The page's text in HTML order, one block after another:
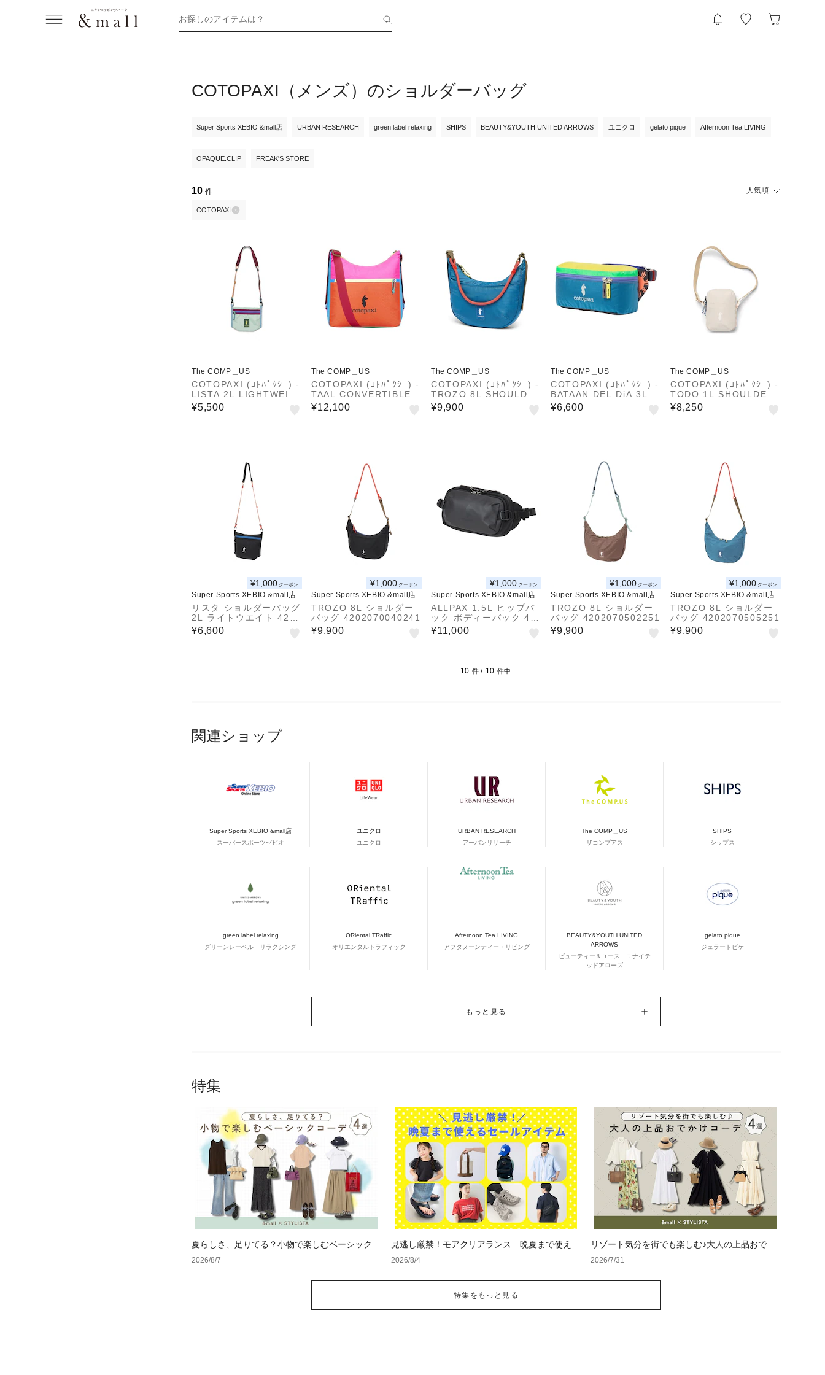
お探しのアイテムは？
COTOPAXI（メンズ）のショルダーバッグ
Super Sports XEBIO &mall店 URBAN RESEARCH green label relaxing SHIPS BEAUTY&YOUTH UNITED ARROWS ユニクロ gelato pique Afternoon Tea LIVING
OPAQUE.CLIP FREAK'S STORE
10 件 人気順
COTOPAXI
The COMP＿US
COTOPAXI (ｺﾄﾊﾟｸｼｰ) -
LISTA 2L LIGHTWEIG
HT CROSS BODY BAG
DEL DIA (ﾘｽﾀ 2L ﾗｲﾄ ｳ
¥5,500
The COMP＿US
COTOPAXI (ｺﾄﾊﾟｸｼｰ) -
TAAL CONVERTIBLE T
OTE DEL DiA (ﾀｰﾙ)
¥12,100
The COMP＿US
COTOPAXI (ｺﾄﾊﾟｸｼｰ) -
TROZO 8L SHOULDER
BAG CADA DIA (ﾄﾛｿﾞ
8L ｼｮﾙﾀﾞｰﾊﾞｯｸﾞ ｶﾀﾞﾃﾞｨ
¥9,900
The COMP＿US
COTOPAXI (ｺﾄﾊﾟｸｼｰ) -
BATAAN DEL DiA 3L
(ﾊﾞﾀｰﾝ 3L)
¥6,600
The COMP＿US
COTOPAXI (ｺﾄﾊﾟｸｼｰ) -
TODO 1L SHOULDER
BAG CADA DIA (ﾄﾄﾞ 1
L ｼｮﾙﾀﾞｰﾊﾞｯｸﾞ ｶﾀﾞ ﾃﾞｨ
¥8,250
¥1,000 クーポン
Super Sports XEBIO &mall店
リスタ ショルダーバッグ
2L ライトウエイト 4201
700040232
¥6,600
¥1,000 クーポン
Super Sports XEBIO &mall店
TROZO 8L ショルダー
バッグ 4202070040241
¥9,900
¥1,000 クーポン
Super Sports XEBIO &mall店
ALLPAX 1.5L ヒップバ
ック ボディーバック 42
01980040241
¥11,000
¥1,000 クーポン
Super Sports XEBIO &mall店
TROZO 8L ショルダー
バッグ 4202070502251
¥9,900
¥1,000 クーポン
Super Sports XEBIO &mall店
TROZO 8L ショルダー
バッグ 4202070505251
¥9,900
10 件 / 10 件中
関連ショップ
Super Sports XEBIO &mall店
スーパースポーツゼビオ
ユニクロ
ユニクロ
URBAN RESEARCH
アーバンリサーチ
The COMP＿US
ザコンプアス
SHIPS
シップス
green label relaxing
グリーンレーベル リラクシング
ORiental TRaffic
オリエンタルトラフィック
Afternoon Tea LIVING
アフタヌーンティー・リビング
BEAUTY&YOUTH UNITED
ARROWS
ビューティー＆ユース ユナイテ
ッドアローズ
gelato pique
ジェラートピケ
もっと見る
特集
夏らしさ、足りてる？小物で楽しむベーシックコ
ーデ4選
2026/8/7
見逃し厳禁！モアクリアランス 晩夏まで使える
セールアイテム
2026/8/4
リゾート気分を街でも楽しむ♪大人の上品おでか
けコーデ4選
2026/7/31
特集をもっと見る